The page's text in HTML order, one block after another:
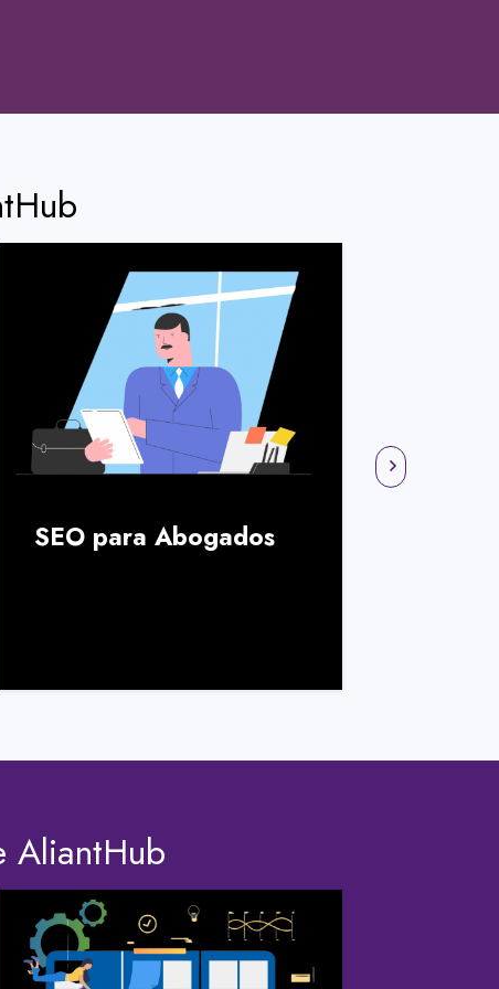
SEO para Abogados
AliantHub